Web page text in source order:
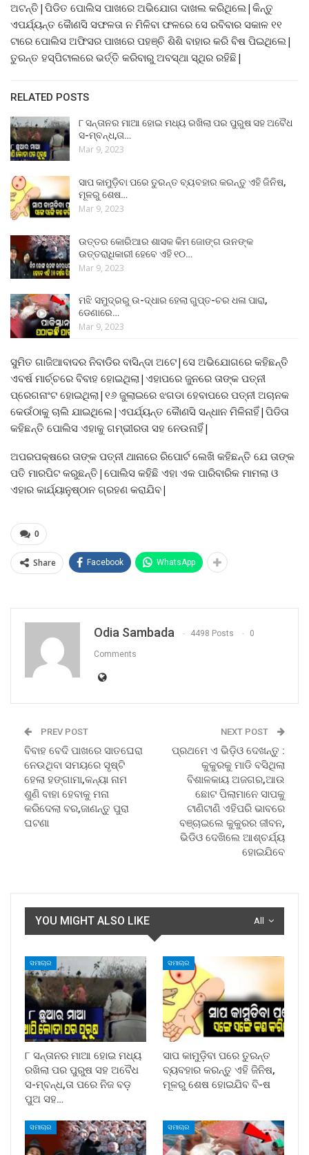
ଅଟନ୍ତି|ପିଡିତ ପୋଲିସ ପାଖରେ ଅଭିଯୋଗ ଦାଖଲ କରିଥିଲେ|କିନ୍ତୁ
ଏପର୍ଯ୍ୟନ୍ତ କୋୖଣସି ସଫଳତା ନ ମିଳିବା ଫଳରେ ସେ ରବିବାର ସକାଳ ୧୧
ଟାରେ ପୋଲିସ ଅଫିସର ପାଖରେ ପହଞ୍ଚି ଶିଶି ବାହାର କରି ବିଷ ପିଇଥିଲେ|
ତୁରନ୍ତ ହସ୍ପିଟାଲରେ ଭର୍ତ୍ତି କରିବାରୁ ଅବସ୍ଥା ସ୍ଥିର ରହିଛି|
RELATED POSTS
୮ ସନ୍ତାନର ମାଆ ହୋଇ ମଧ୍ୟ ରଖିଲା ପର ପୁରୁଷ ସହ ଅବୈଧ
ସ-ମ୍ବନ୍ଧ,ତା…
Mar 9, 2023
ସାପ କାମୁଡ଼ିବା ପରେ ତୁରନ୍ତ ବ୍ୟବହାର କରନ୍ତୁ ଏହି ଜିନିଷ,
ମୂଳରୁ ଶେଷ…
Mar 9, 2023
ଉତ୍ତର କୋରିଆର ଶାସକ କିମ ଜୋଙ୍ଗ ଉନଙ୍କ
ଉତ୍ତରାଧିକାରୀ ହେବେ ଏହି ୧୦…
Mar 9, 2023
ମଝି ସମୁଦ୍ରରୁ ଉ-ଦ୍ଧାର ହେଲା ଗୁପ୍ତ-ଚର ଧଳା ପାରା,
ଡେଣାରେ…
Mar 9, 2023
ସୁମିତ ଗାଜିଆବାଦର ନିବାଡିର ବାସିନ୍ଦା ଅଟେ|ସେ ଅଭିଯୋଗରେ କହିଛନ୍ତି
ଏବର୍ଷ ମାର୍ଚ୍ଚରେ ବିବାହ ହୋଇଥିଲା|ଏହାପରେ ଜୁନରେ ତାଙ୍କ ପତ୍ନୀ
ପ୍ରେଗନାଂଟ ହୋଇଥିଲା|୧୬ ଜୁଲାଇରେ ଝଗଡା ହେବାପରେ ପତ୍ନୀ ଅଚାନକ
କେଉଁଠାକୁ ଚାଲି ଯାଇଥିଲେ|ଏପର୍ଯ୍ୟନ୍ତ କୋୖଣସି ସନ୍ଧାନ ମିଳିନାହିଁ|ପିଡିତା
କହିଛନ୍ତି ପୋଲିସ ଏହାକୁ ଗମ୍ଭୀରତା ସହ ନେଉନାହିଁ|
ଅପରପକ୍ଷରେ ତାଙ୍କ ପତ୍ନୀ ଥାନାରେ ରିପୋର୍ଟ ଲେଖି କହିଛନ୍ତି ଯେ ତାଙ୍କ
ପତି ମାରପିଟ କରୁଛନ୍ତି|ପୋଲିସ କହିଛି ଏହା ଏକ ପାରିବାରିକ ମାମଲା ଓ
ଏହାର କାର୍ଯ୍ୟାନୁଷ୍ଠାନ ଗ୍ରହଣ କରାଯିବ|
0
Share Facebook WhatsApp
Odia Sambada 4498 Posts 0
Comments
PREV POST
ବିବାହ ବେଦି ପାଖରେ ସାତଘେରା
ନେଉଥିବା ସମୟରେ ସୃଷ୍ଟି
ହେଲା ହଙ୍ଗାମା,କନ୍ୟା ନାମ
ଶୁଣି ବାହା ହେବାକୁ ମନା
କରିଦେଲା ବର,ଜାଣନ୍ତୁ ପୁରା
ଘଟଣା
NEXT POST
ପ୍ରଥମେ ଏ ଭିଡ଼ିଓ ଦେଖନ୍ତୁ :
କୁକୁରକୁ ମାଡି ବସିଥିଲା
ବିଶାଳକାୟ ଅଜଗର,ଆଉ
ଛୋଟ ପିଲାମାନେ ସାପକୁ
ଟାଣିଟାଣି ଏହିପରି ଭାବରେ
ବଞ୍ଚାଇଲେ କୁକୁରର ଜୀବନ,
ଭିଡିଓ ଦେଖିଲେ ଆଶ୍ଚର୍ଯ୍ୟ
ହୋଇଯିବେ
All
YOU MIGHT ALSO LIKE
ସମାଚାର
୮ ସନ୍ତାନର ମାଆ ହୋଇ ମଧ୍ୟ
ରଖିଲା ପର ପୁରୁଷ ସହ ଅବୈଧ
ସ-ମ୍ବନ୍ଧ,ତା ପରେ ନିଜ ବଡ଼
ପୁଅ ସହ…
ସମାଚାର
ସାପ କାମୁଡ଼ିବା ପରେ ତୁରନ୍ତ
ବ୍ୟବହାର କରନ୍ତୁ ଏହି ଜିନିଷ,
ମୂଳରୁ ଶେଷ ହୋଇଯିବ ବି-ଷ
ସମାଚାର ସମାଚାର